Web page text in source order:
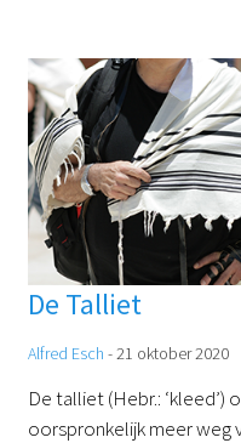
De Talliet
Alfred Esch -21 oktober 2020
De talliet (Hebr.: ‘kleed’)
oorspronkelijk meer weg